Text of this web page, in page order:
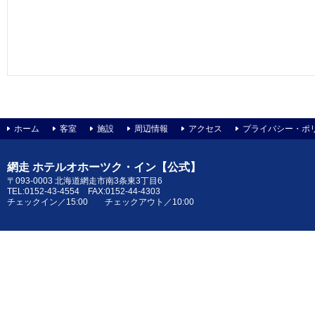
ホーム 客室 施設 周辺情報 アクセス プライバシー・ポ
網走 ホテルオホーツク・イン【公式】
〒093-0003 北海道網走市南3条東3丁目6
TEL:0152-43-4554 FAX:0152-44-4303
チェックイン／15:00 チェックアウト／10:00